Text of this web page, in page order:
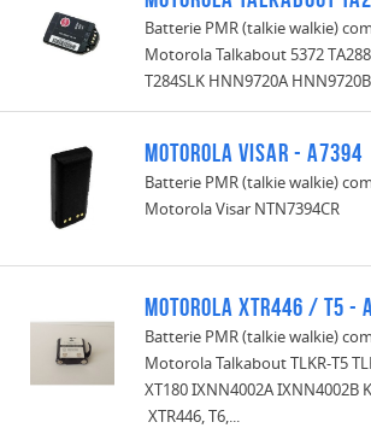
Batterie PMR (talkie walkie)
Motorola Talkabout 5372
T284SLK HNN9720A
Motorola Visar - A7394
Batterie PMR (talkie walkie)
Motorola Visar NTN7394CR
MOTOROLA XTR446 / T5 -
Batterie PMR (talkie walkie)
Motorola Talkabout TLKR-T5
XT180 IXNN4002A IXNN4002B
XTR446, T6,...